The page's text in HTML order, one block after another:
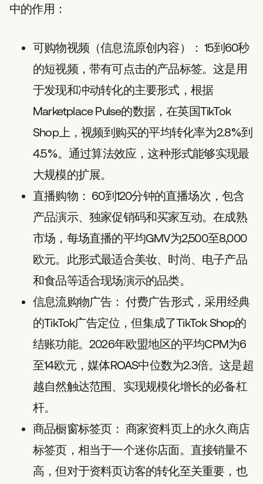
中的作用：
可购物视频（信息流原创内容）： 15到60秒
的短视频，带有可点击的产品标签。这是用
于发现和冲动转化的主要形式，根据
Marketplace Pulse的数据，在英国TikTok
Shop上，视频到购买的平均转化率为2.8%到
4.5%。通过算法效应，这种形式能够实现最
大规模的扩展。
直播购物： 60到120分钟的直播场次，包含
产品演示、独家促销码和买家互动。在成熟
市场，每场直播的平均GMV为2,500至8,000
欧元。此形式最适合美妆、时尚、电子产品
和食品等适合现场演示的品类。
信息流购物广告： 付费广告形式，采用经典
的TikTok广告定位，但集成了TikTok Shop的
结账功能。2026年欧盟地区的平均CPM为6
至14欧元，媒体ROAS中位数为2.3倍。这是超
越自然触达范围、实现规模化增长的必备杠
杆。
商品橱窗标签页： 商家资料页上的永久商店
标签页，相当于一个迷你店面。直接销量不
高，但对于资料页访客的转化至关重要，也